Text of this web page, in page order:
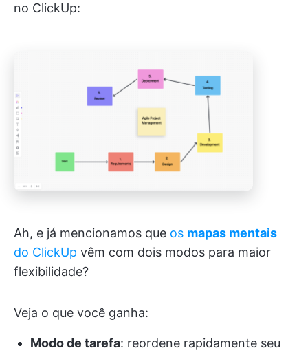
no ClickUp:
Ah, e já mencionamos que os mapas mentais
do ClickUp vêm com dois modos para maior
flexibilidade?
Veja o que você ganha:
Modo de tarefa: reordene rapidamente seu